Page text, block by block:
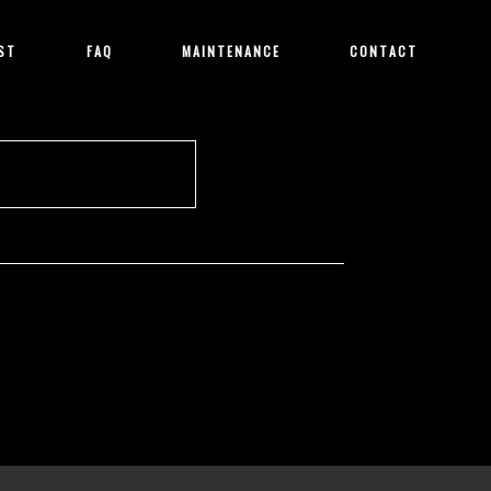
FAQ MAINTENANCE CONTACT